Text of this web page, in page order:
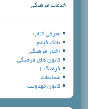
خدمات فرهنگي
معرفي كتاب
بانك فيلم
اخبار فرهنگي
كانون هاي فرهنگي
فرهنگ +
مسابقات
کانون مهدویت